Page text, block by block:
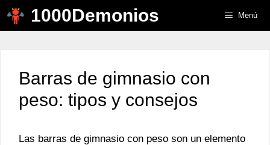
Saltar
1000Demonios Menú
Barras de gimnasio con
peso: tipos y consejos
Las barras de gimnasio con peso son un elemento